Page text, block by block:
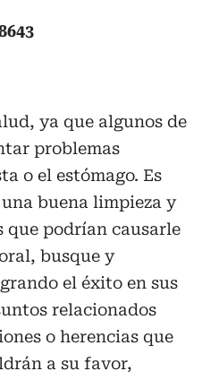
ya que algunos de
problemas
o el estómago. Es
buena limpieza y
que podrían causarle
busque y
el éxito en sus
relacionados
o herencias que
a su favor,